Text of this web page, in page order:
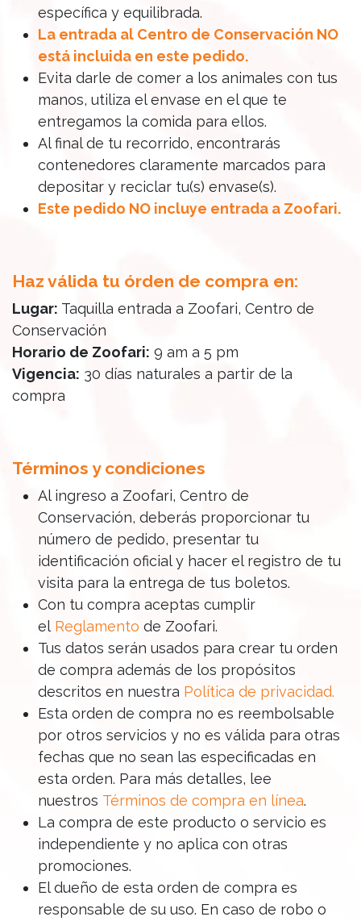
específica y equilibrada.
La entrada al Centro de Conservación NO
está incluida en este pedido.
Evita darle de comer a los animales con tus
manos, utiliza el envase en el que te
entregamos la comida para ellos.
Al final de tu recorrido, encontrarás
contenedores claramente marcados para
depositar y reciclar tu(s) envase(s).
Este pedido NO incluye entrada a Zoofari.
Haz válida tu órden de compra en:
Lugar: Taquilla entrada a Zoofari, Centro de
Conservación
Horario de Zoofari: 9 am a 5 pm
Vigencia: 30 días naturales a partir de la
compra
Términos y condiciones
Al ingreso a Zoofari, Centro de
Conservación, deberás proporcionar tu
número de pedido, presentar tu
identificación oficial y hacer el registro de tu
visita para la entrega de tus boletos.
Con tu compra aceptas cumplir
el Reglamento de Zoofari.
Tus datos serán usados para crear tu orden
de compra además de los propósitos
descritos en nuestra Política de privacidad.
Esta orden de compra no es reembolsable
por otros servicios y no es válida para otras
fechas que no sean las especificadas en
esta orden. Para más detalles, lee
nuestros Términos de compra en línea.
La compra de este producto o servicio es
independiente y no aplica con otras
promociones.
El dueño de esta orden de compra es
responsable de su uso. En caso de robo o